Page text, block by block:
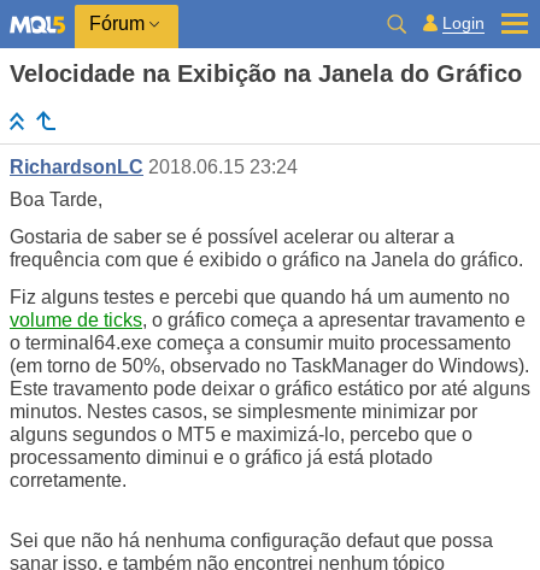
Fórum Login
Velocidade na Exibição na Janela do Gráfico
RichardsonLC 2018.06.15 23:24
Boa Tarde,
Gostaria de saber se é possível acelerar ou alterar a
frequência com que é exibido o gráfico na Janela do gráfico.
Fiz alguns testes e percebi que quando há um aumento no
volume de ticks, o gráfico começa a apresentar travamento e
o terminal64.exe começa a consumir muito processamento
(em torno de 50%, observado no TaskManager do Windows).
Este travamento pode deixar o gráfico estático por até alguns
minutos. Nestes casos, se simplesmente minimizar por
alguns segundos o MT5 e maximizá-lo, percebo que o
processamento diminui e o gráfico já está plotado
corretamente.
Sei que não há nenhuma configuração defaut que possa
sanar isso, e também não encontrei nenhum tópico